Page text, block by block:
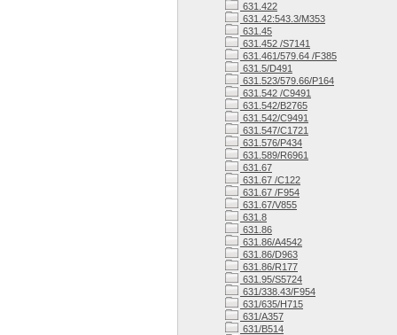
631.422
631.42:543.3/M353
631.45
631.452 /S7141
631.461/579.64 /F385
631.5/D491
631.523/579.66/P164
631.542 /C9491
631.542/B2765
631.542/C9491
631.547/C1721
631.576/P434
631.589/R6961
631.67
631.67 /C122
631.67 /F954
631.67/V855
631.8
631.86
631.86/A4542
631.86/D963
631.86/R177
631.95/S5724
631/338.43/F954
631/635/H715
631/A357
631/B514